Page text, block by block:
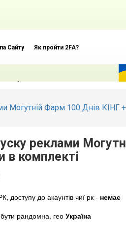
Сайту Як пройти 2FA?
фарм акаунти
Могутній Фарм 100 Днів
реклами
в комплекті
доступу до акаунтів чиї рк - немає
рандомна, геоУкраїна